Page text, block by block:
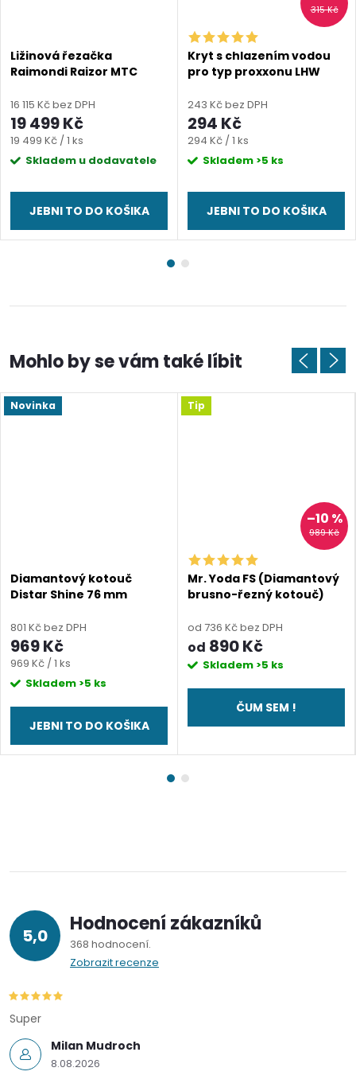
Ližinová řezačka
Raimondi Raizor MTC
16 115 Kč bez DPH
19 499 Kč
Měrná
cena:
19 499 Kč / 1 ks
Skladem u dodavatele
JEBNI TO DO KOŠIKA
315 Kč
Kryt s chlazením vodou
pro typ proxxonu LHW
243 Kč bez DPH
294 Kč
Měrná
cena:
294 Kč / 1 ks
Skladem >5 ks
JEBNI TO DO KOŠIKA
Novinka
Diamantový kotouč
Distar Shine 76 mm
801 Kč bez DPH
969 Kč
Měrná
cena:
969 Kč / 1 ks
Skladem >5 ks
JEBNI TO DO KOŠIKA
Tip
989 Kč
–10 %
Mr. Yoda FS (Diamantový
brusno-řezný kotouč)
od 736 Kč bez DPH
od 890 Kč
Skladem >5 ks
ČUM SEM !
5,0 Hodnocení zákazníků
368 hodnocení
Zobrazit recenze
Milan Mudroch
8.08.2026
Super